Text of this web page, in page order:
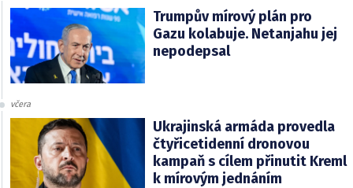
Trumpův mírový plán pro
Gazu kolabuje. Netanjahu jej
nepodepsal
včera
Ukrajinská armáda provedla
čtyřicetidenní dronovou
kampaň s cílem přinutit Kreml
k mírovým jednáním